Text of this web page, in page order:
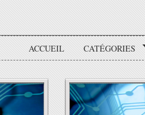
ACCUEIL CATÉGORIES